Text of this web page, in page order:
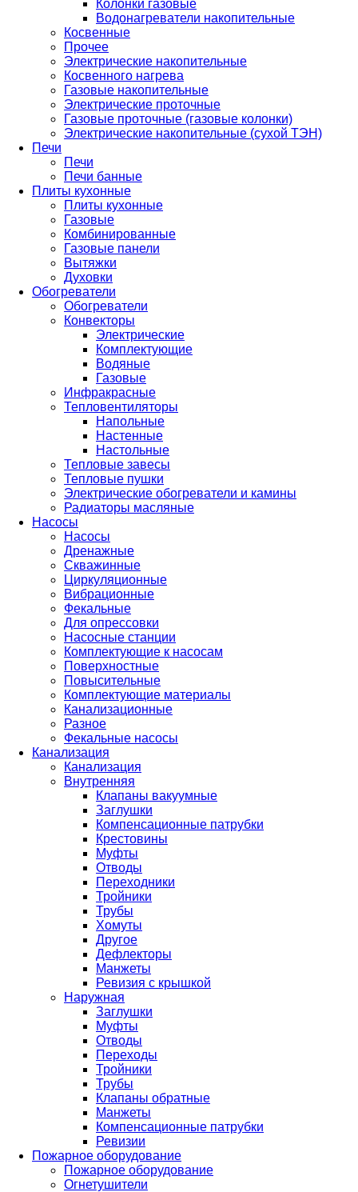
Колонки газовые
Водонагреватели накопительные
Косвенные
Прочее
Электрические накопительные
Косвенного нагрева
Газовые накопительные
Электрические проточные
Газовые проточные (газовые колонки)
Электрические накопительные (сухой ТЭН)
Печи
Печи
Печи банные
Плиты кухонные
Плиты кухонные
Газовые
Комбинированные
Газовые панели
Вытяжки
Духовки
Обогреватели
Обогреватели
Конвекторы
Электрические
Комплектующие
Водяные
Газовые
Инфракрасные
Тепловентиляторы
Напольные
Настенные
Настольные
Тепловые завесы
Тепловые пушки
Электрические обогреватели и камины
Радиаторы масляные
Насосы
Насосы
Дренажные
Скважинные
Циркуляционные
Вибрационные
Фекальные
Для опрессовки
Насосные станции
Комплектующие к насосам
Поверхностные
Повысительные
Комплектующие материалы
Канализационные
Разное
Фекальные насосы
Канализация
Канализация
Внутренняя
Клапаны вакуумные
Заглушки
Компенсационные патрубки
Крестовины
Муфты
Отводы
Переходники
Тройники
Трубы
Хомуты
Другое
Дефлекторы
Манжеты
Ревизия с крышкой
Наружная
Заглушки
Муфты
Отводы
Переходы
Тройники
Трубы
Клапаны обратные
Манжеты
Компенсационные патрубки
Ревизии
Пожарное оборудование
Пожарное оборудование
Огнетушители